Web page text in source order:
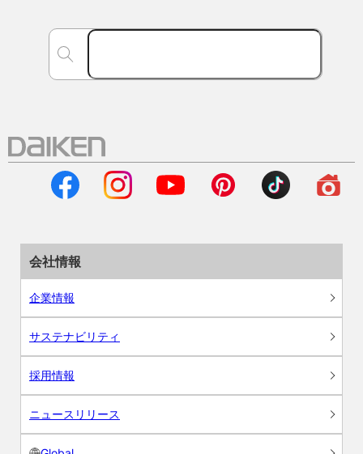
会社情報
企業情報
サステナビリティ
採用情報
ニュースリリース